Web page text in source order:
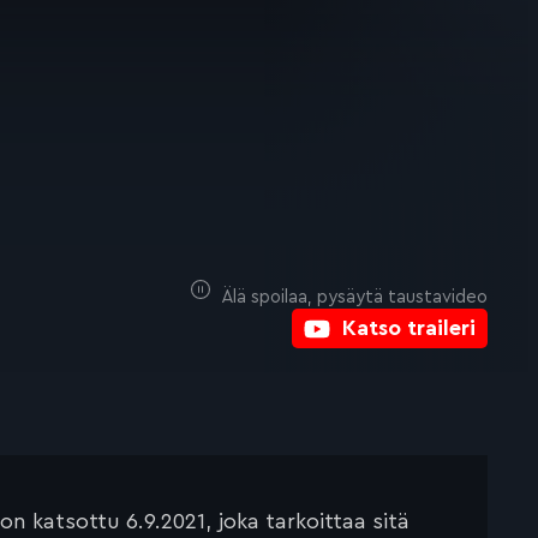
Katso traileri
Älä spoilaa, pysäytä taustavideo
katsottu 6.9.2021, joka tarkoittaa sitä